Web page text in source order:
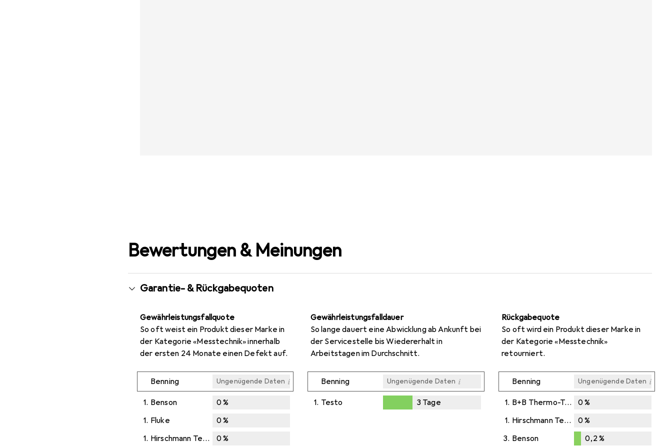
Bewertungen & Meinungen
Garantie- & Rückgabequoten
Gewährleistungsfallquote
So oft weist ein Produkt dieser Marke in
der Kategorie «Messtechnik» innerhalb
der ersten 24 Monate einen Defekt auf.
Benning Ungenügende Daten i
1. Benson 0%
1. Fluke 0%
1.
Hirschmann Test & Measurement 0%
Gewährleistungsfalldauer
So lange dauert eine Abwicklung ab Ankunft bei
der Servicestelle bis Wiedererhalt in
Arbeitstagen im Durchschnitt.
Benning Ungenügende Daten i
1. Testo
3Tage
Rückgabequote
So oft wird ein Produkt dieser Marke in
der Kategorie «Messtechnik»
retourniert.
Benning Ungenügende Daten i
1. B+B Thermo-Technik 0%
1.
Hirschmann Test & Measurement 0%
3. Benson
0,2%